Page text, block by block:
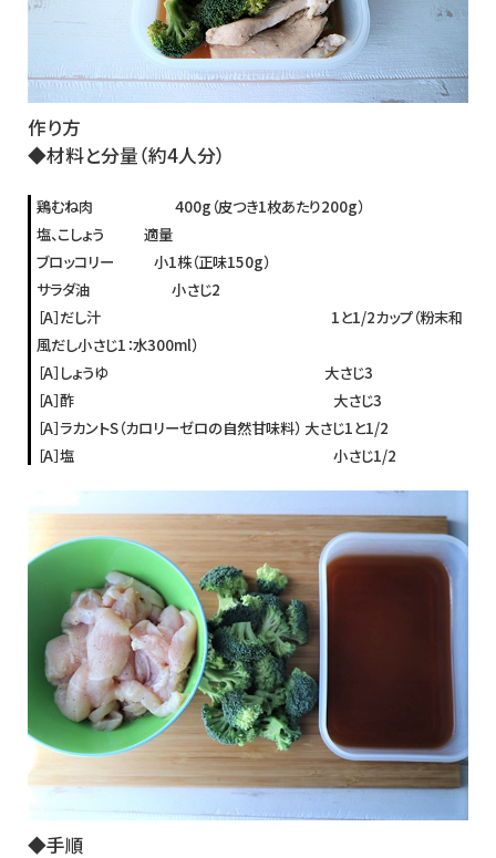
作り方
◆材料と分量（約4人分）
鶏むね肉 400g（皮つき1枚あたり200g）
塩、こしょう 適量
ブロッコリー 小1株（正味150g）
サラダ油 小さじ2
［A］だし汁 1と1/2カップ（粉末和
風だし小さじ1：水300ml）
［A］しょうゆ 大さじ3
［A］酢 大さじ3
［A］ラカントS（カロリーゼロの自然甘味料） 大さじ1と1/2
［A］塩 小さじ1/2
◆手順